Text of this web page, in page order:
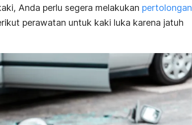
Anda perlu segera melakukan pertolongan
perawatan untuk kaki luka karena jatuh